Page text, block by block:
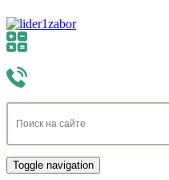
Toggle navigation